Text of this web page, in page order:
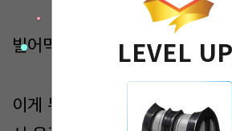
빌어먹을.
이게 무슨 짓인가? 규율을 지키
LEVEL